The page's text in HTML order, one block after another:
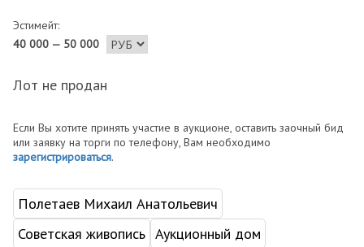
Эстимейт:
40 000 — 50 000
Лот не продан
Если Вы хотите принять участие в аукционе, оставить заочный бид
или заявку на торги по телефону, Вам необходимо
зарегистрироваться.
Полетаев Михаил Анатольевич
Советская живопись Аукционный дом